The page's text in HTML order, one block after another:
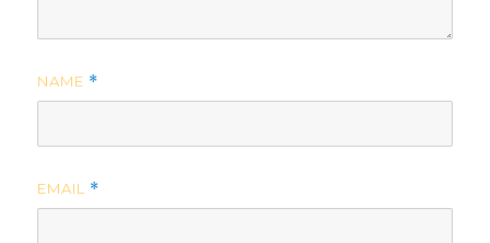
NAME *
EMAIL *